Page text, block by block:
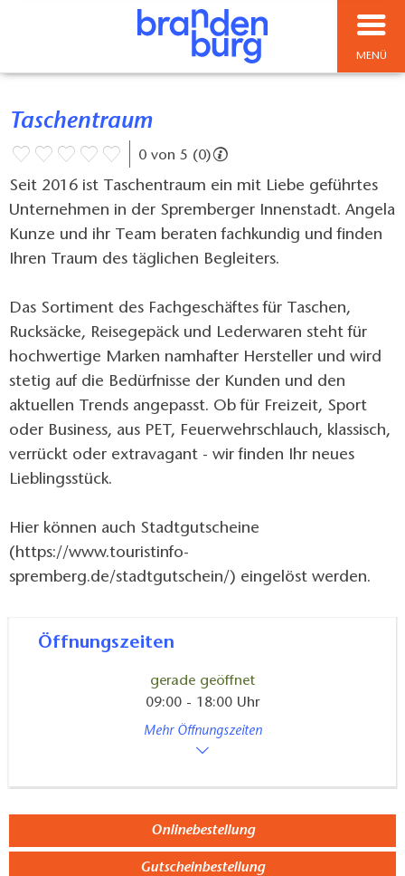
MENÜ
Taschentraum
0 von 5 (0)
Seit 2016 ist Taschentraum ein mit Liebe geführtes
Unternehmen in der Spremberger Innenstadt. Angela
Kunze und ihr Team beraten fachkundig und finden
Ihren Traum des täglichen Begleiters.
Das Sortiment des Fachgeschäftes für Taschen,
Rucksäcke, Reisegepäck und Lederwaren steht für
hochwertige Marken namhafter Hersteller und wird
stetig auf die Bedürfnisse der Kunden und den
aktuellen Trends angepasst. Ob für Freizeit, Sport
oder Business, aus PET, Feuerwehrschlauch, klassisch,
verrückt oder extravagant - wir finden Ihr neues
Lieblingsstück.
Hier können auch Stadtgutscheine
(https://www.touristinfo-
spremberg.de/stadtgutschein/) eingelöst werden.
Öffnungszeiten
gerade geöffnet
09:00 - 18:00 Uhr
Mehr Öffnungszeiten
Onlinebestellung
Gutscheinbestellung